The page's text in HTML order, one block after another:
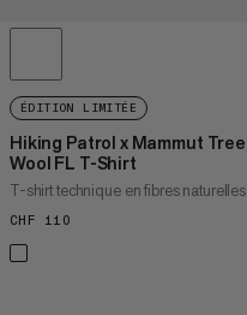
ÉDITION LIMITÉE
Hiking Patrol x Mammut Tree
Wool FL T-Shirt
T-shirt technique en fibres naturelles
CHF 110